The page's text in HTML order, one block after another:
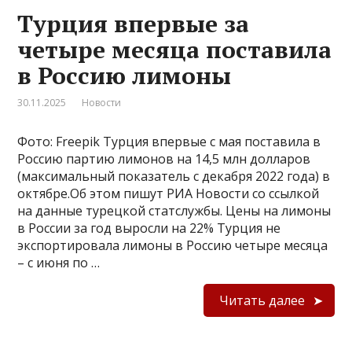
Турция впервые за
четыре месяца поставила
в Россию лимоны
30.11.2025 Новости
Фото: Freepik Турция впервые с мая поставила в
Россию партию лимонов на 14,5 млн долларов
(максимальный показатель с декабря 2022 года) в
октябре.Об этом пишут РИА Новости со ссылкой
на данные турецкой статслужбы. Цены на лимоны
в России за год выросли на 22% Турция не
экспортировала лимоны в Россию четыре месяца
– с июня по …
Читать далее